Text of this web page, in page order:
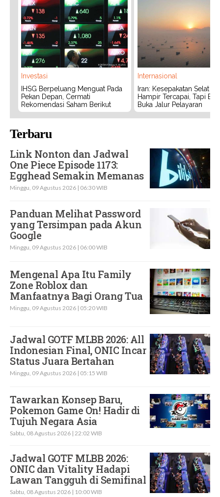
Investasi
IHSG Berpeluang Menguat Pada
Pekan Depan, Cermati
Rekomendasi Saham Berikut
Internasional
Iran: Kesepakatan Selat
Hampir Tercapai, Tapi
Buka Jalur Pelayaran
Terbaru
Link Nonton dan Jadwal
One Piece Episode 1173:
Egghead Semakin Memanas
Minggu, 09 Agustus 2026 | 06:30 WIB
Panduan Melihat Password
yang Tersimpan pada Akun
Google
Minggu, 09 Agustus 2026 | 06:00 WIB
Mengenal Apa Itu Family
Zone Roblox dan
Manfaatnya Bagi Orang Tua
Minggu, 09 Agustus 2026 | 05:20 WIB
Jadwal GOTF MLBB 2026: All
Indonesian Final, ONIC Incar
Status Juara Bertahan
Minggu, 09 Agustus 2026 | 05:15 WIB
Tawarkan Konsep Baru,
Pokemon Game On! Hadir di
Tujuh Negara Asia
Sabtu, 08 Agustus 2026 | 22:02 WIB
Jadwal GOTF MLBB 2026:
ONIC dan Vitality Hadapi
Lawan Tangguh di Semifinal
Sabtu, 08 Agustus 2026 | 10:00 WIB